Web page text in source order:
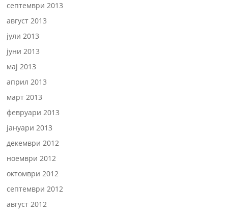
септември 2013
август 2013
јули 2013
јуни 2013
мај 2013
април 2013
март 2013
февруари 2013
јануари 2013
декември 2012
ноември 2012
октомври 2012
септември 2012
август 2012